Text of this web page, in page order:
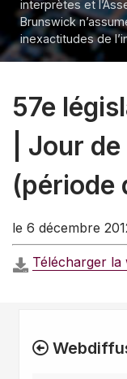
interprètes et
Brunswick
inexactitudes de
57e
| Jour
(période
le 6 décembre
Télécharger